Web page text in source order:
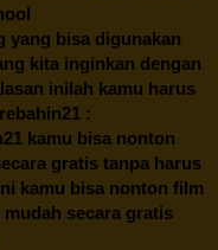
yang bisa digunakan
kita inginkan dengan
inilah kamu harus
:
kamu bisa nonton
gratis tanpa harus
kamu bisa nonton film
secara gratis